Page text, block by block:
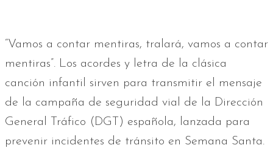
“Vamos a contar mentiras, tralará, vamos a contar
mentiras”. Los acordes y letra de la clásica
canción infantil sirven para transmitir el mensaje
de la campaña de seguridad vial de la Dirección
General Tráfico (DGT) española, lanzada para
prevenir incidentes de tránsito en Semana Santa.